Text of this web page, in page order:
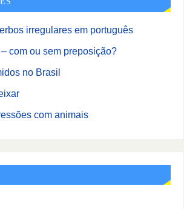
irregulares em português
com ou sem preposição?
no Brasil
com animais